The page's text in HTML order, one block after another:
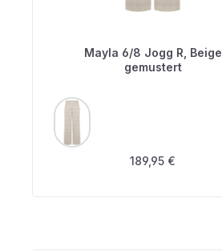
Mayla 6/8 Jogg R, Beige
gemustert
FARBE
Regulärer Preis:
189,95 €